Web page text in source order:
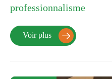
professionnalisme
Voir plus 